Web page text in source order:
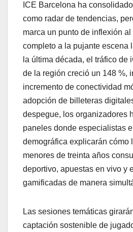
ICE Barcelona ha
como radar de tendencias,
marca un punto de inflexión
completo a la pujante escena
la última década, el tráfico de
de la región creció un 148 %,
incremento de conectividad
adopción de billeteras
despegue, los organizadores
paneles donde especialistas
demográfica explicarán cómo
menores de treinta años
deportivo, apuestas en vivo y
gamificadas de manera
Las sesiones temáticas
captación sostenible de